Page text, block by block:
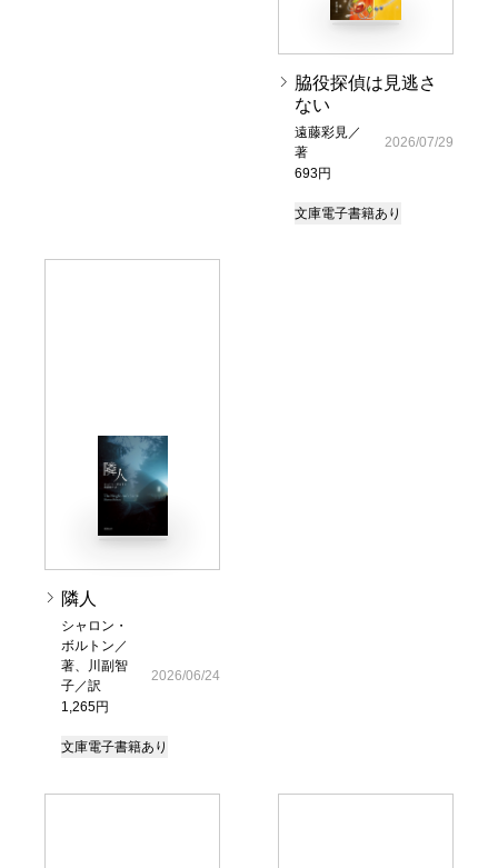
脇役探偵は見逃さ
ない
遠藤彩見／
著
693円
2026/07/29
文庫電子書籍あり
隣人
シャロン・
ボルトン／
著、川副智
子／訳
1,265円
2026/06/24
文庫電子書籍あり